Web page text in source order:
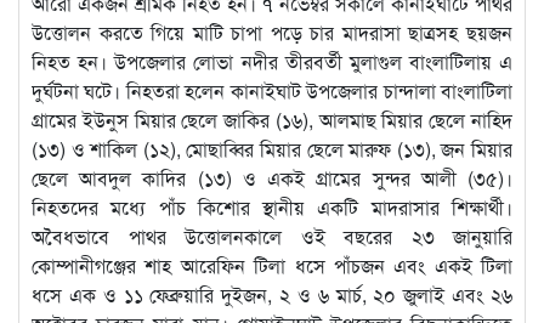
উত্তোলন করতে গিয়ে মাটি চাপা পড়ে চার মাদরাসা ছাত্রসহ ছয়জন
নিহত হন। উপজেলার লোভা নদীর তীরবর্তী মুলাগুল বাংলাটিলায় এ
দুর্ঘটনা ঘটে। নিহতরা হলেন কানাইঘাট উপজেলার চান্দালা বাংলাটিলা
গ্রামের ইউনুস মিয়ার ছেলে জাকির (১৬), আলমাছ মিয়ার ছেলে নাহিদ
(১৩) ও শাকিল (১২), মোছাব্বির মিয়ার ছেলে মারুফ (১৩), জন মিয়ার
ছেলে আবদুল কাদির (১৩) ও একই গ্রামের সুন্দর আলী (৩৫)।
নিহতদের মধ্যে পাঁচ কিশোর স্থানীয় একটি মাদরাসার শিক্ষার্থী।
অবৈধভাবে পাথর উত্তোলনকালে ওই বছরের ২৩ জানুয়ারি
কোম্পানীগঞ্জের শাহ আরেফিন টিলা ধসে পাঁচজন এবং একই টিলা
ধসে এক ও ১১ ফেব্রুয়ারি দুইজন, ২ ও ৬ মার্চ, ২০ জুলাই এবং ২৬